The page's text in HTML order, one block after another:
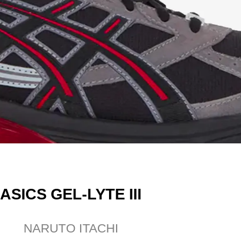
ASICS GEL-LYTE III
NARUTO ITACHI